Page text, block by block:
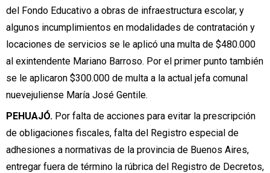
del Fondo Educativo a obras de infraestructura escolar, y
algunos incumplimientos en modalidades de contratación y
locaciones de servicios se le aplicó una multa de $480.000
al exintendente Mariano Barroso. Por el primer punto también
se le aplicaron $300.000 de multa a la actual jefa comunal
nuevejuliense María José Gentile.
PEHUAJÓ. Por falta de acciones para evitar la prescripción
de obligaciones fiscales, falta del Registro especial de
adhesiones a normativas de la provincia de Buenos Aires,
entregar fuera de término la rúbrica del Registro de Decretos,